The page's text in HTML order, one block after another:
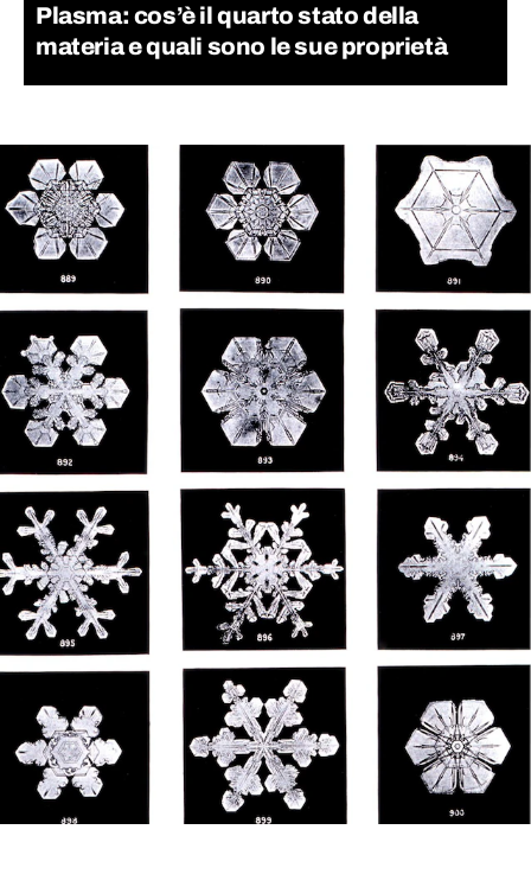
Plasma: cos’è il quarto stato della
materia e quali sono le sue proprietà